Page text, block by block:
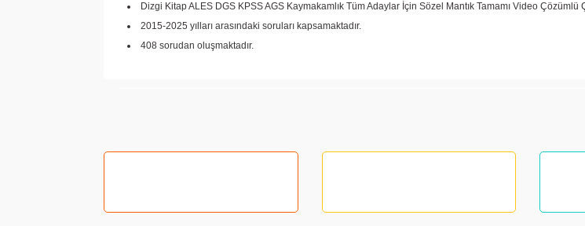
Dizgi Kitap ALES DGS KPSS AGS Kaymakamlık Tüm Adaylar İçin Sözel Mantık Tamamı Video Çözümlü
2015-2025 yılları arasındaki soruları kapsamaktadır.
408 sorudan oluşmaktadır.
Ürün açıklamasında eksik bilgiler bulunuyor.